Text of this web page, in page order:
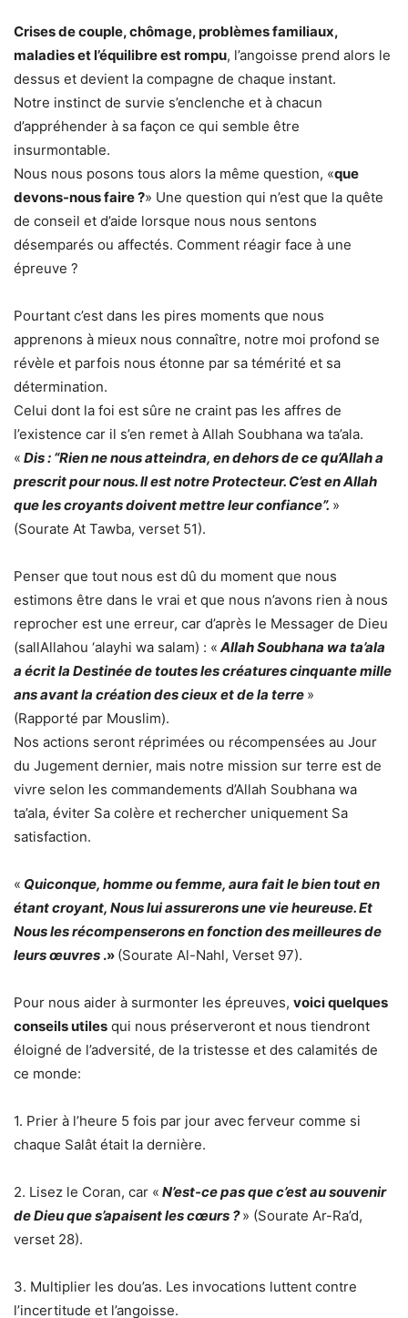
Crises de couple, chômage, problèmes familiaux,
maladies et l’équilibre est rompu, l’angoisse prend alors le
dessus et devient la compagne de chaque instant.
Notre instinct de survie s’enclenche et à chacun
d’appréhender à sa façon ce qui semble être
insurmontable.
Nous nous posons tous alors la même question, «que
devons-nous faire ?» Une question qui n’est que la quête
de conseil et d’aide lorsque nous nous sentons
désemparés ou affectés. Comment réagir face à une
épreuve ?
Pourtant c’est dans les pires moments que nous
apprenons à mieux nous connaître, notre moi profond se
révèle et parfois nous étonne par sa témérité et sa
détermination.
Celui dont la foi est sûre ne craint pas les affres de
l’existence car il s’en remet à Allah Soubhana wa ta’ala.
« Dis : “Rien ne nous atteindra, en dehors de ce qu’Allah a
prescrit pour nous. Il est notre Protecteur. C’est en Allah
que les croyants doivent mettre leur confiance”. »
(Sourate At Tawba, verset 51).
Penser que tout nous est dû du moment que nous
estimons être dans le vrai et que nous n’avons rien à nous
reprocher est une erreur, car d’après le Messager de Dieu
(sallAllahou ‘alayhi wa salam) : « Allah Soubhana wa ta’ala
a écrit la Destinée de toutes les créatures cinquante mille
ans avant la création des cieux et de la terre »
(Rapporté par Mouslim).
Nos actions seront réprimées ou récompensées au Jour
du Jugement dernier, mais notre mission sur terre est de
vivre selon les commandements d’Allah Soubhana wa
ta’ala, éviter Sa colère et rechercher uniquement Sa
satisfaction.
« Quiconque, homme ou femme, aura fait le bien tout en
étant croyant, Nous lui assurerons une vie heureuse. Et
Nous les récompenserons en fonction des meilleures de
leurs œuvres .» (Sourate Al-Nahl, Verset 97).
Pour nous aider à surmonter les épreuves, voici quelques
conseils utiles qui nous préserveront et nous tiendront
éloigné de l’adversité, de la tristesse et des calamités de
ce monde:
1. Prier à l’heure 5 fois par jour avec ferveur comme si
chaque Salât était la dernière.
2. Lisez le Coran, car « N’est-ce pas que c’est au souvenir
de Dieu que s’apaisent les cœurs ? » (Sourate Ar-Ra’d,
verset 28).
3. Multiplier les dou’as. Les invocations luttent contre
l’incertitude et l’angoisse.